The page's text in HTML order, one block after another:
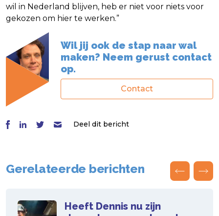
wil in Nederland blijven, heb er niet voor niets voor
gekozen om hier te werken.”
Wil jij ook de stap naar wal
maken? Neem gerust contact
op.
Contact
Deel dit bericht
Gerelateerde berichten
Heeft Dennis nu zijn